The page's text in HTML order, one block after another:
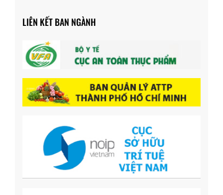
LIÊN KẾT BAN NGÀNH